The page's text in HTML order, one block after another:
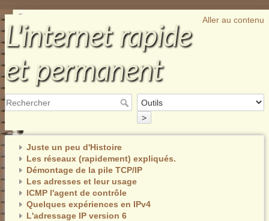
Aller au contenu
L'internet rapide
et permanent
>
Juste un peu d'Histoire
Les réseaux (rapidement) expliqués.
Démontage de la pile TCP/IP
Les adresses et leur usage
ICMP l'agent de contrôle
Quelques expériences en IPv4
L'adressage IP version 6